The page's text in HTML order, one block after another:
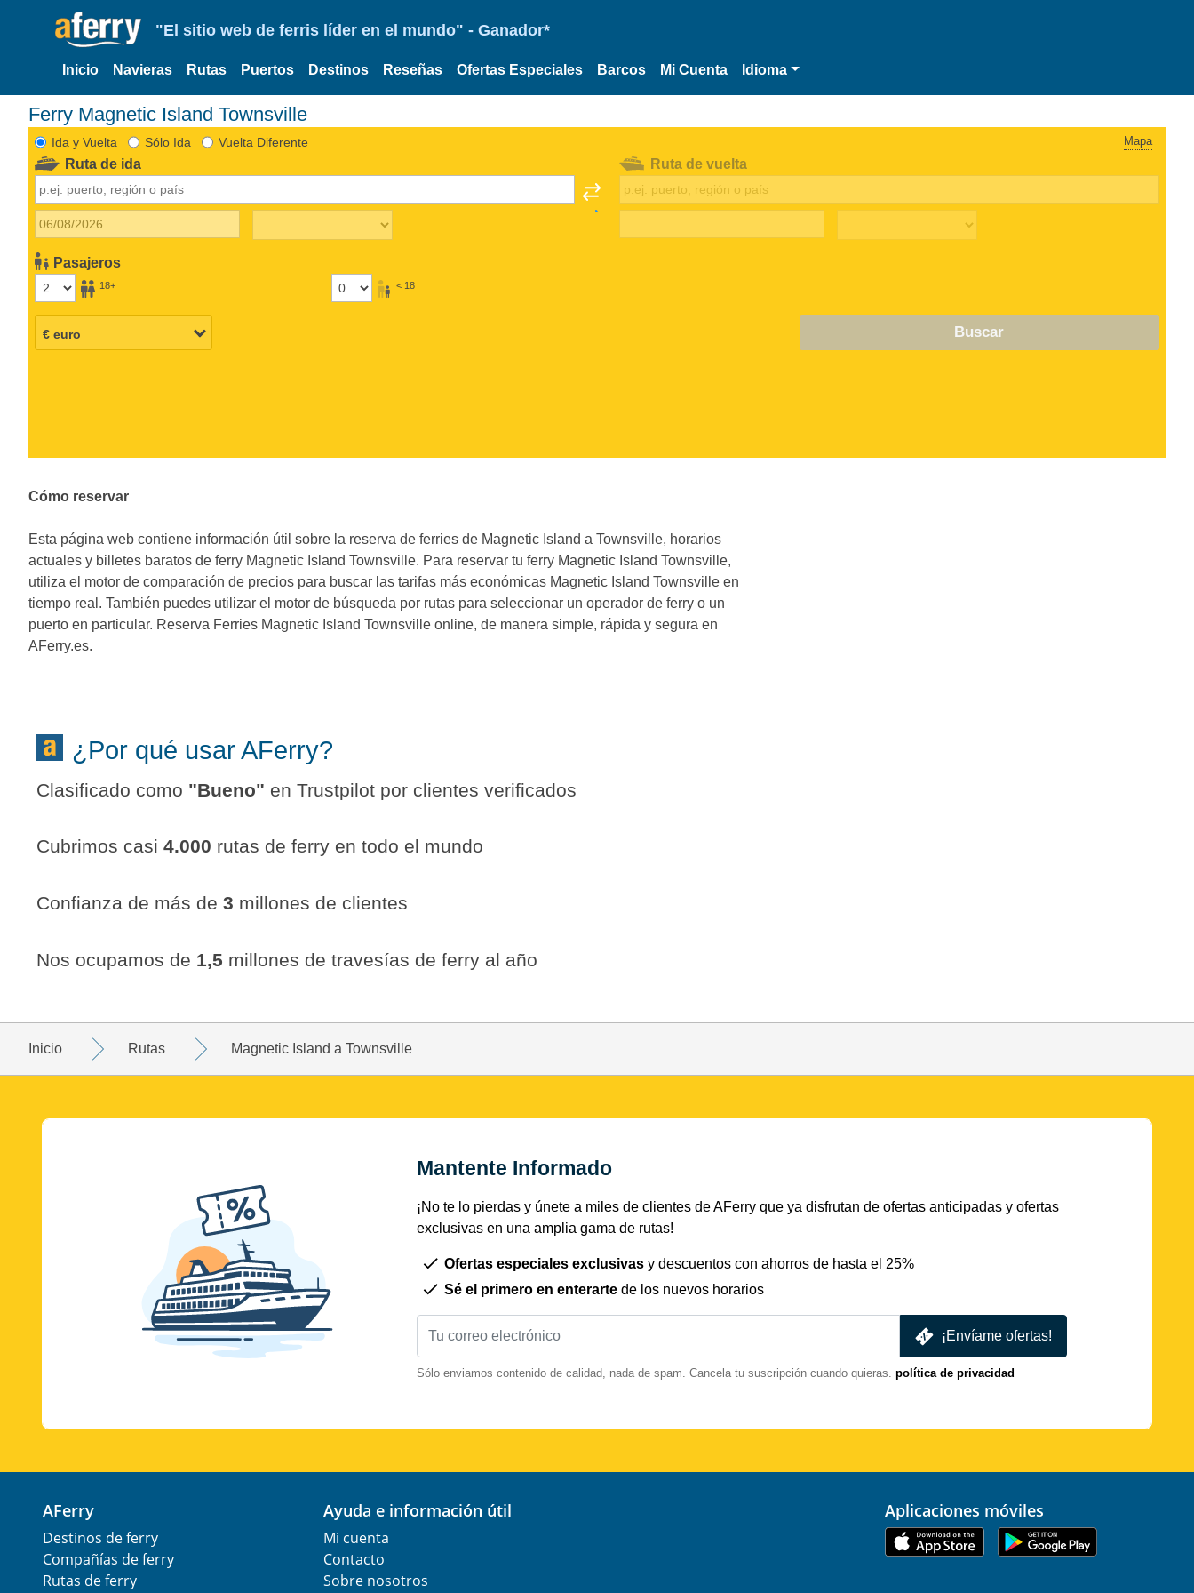
"El sitio web de ferris líder en el mundo" - Ganador*
Inicio Navieras Rutas Puertos Destinos Reseñas Ofertas Especiales Barcos Mi Cuenta Idioma
Ferry Magnetic Island Townsville
Ida y Vuelta Sólo Ida Vuelta Diferente Mapa
Ruta de ida
Pasajeros
18+ < 18
Ruta de vuelta
Buscar
Cómo reservar
Esta página web contiene información útil sobre la reserva de ferries de Magnetic Island a Townsville, horarios
actuales y billetes baratos de ferry Magnetic Island Townsville. Para reservar tu ferry Magnetic Island Townsville,
utiliza el motor de comparación de precios para buscar las tarifas más económicas Magnetic Island Townsville en
tiempo real. También puedes utilizar el motor de búsqueda por rutas para seleccionar un operador de ferry o un
puerto en particular. Reserva Ferries Magnetic Island Townsville online, de manera simple, rápida y segura en
AFerry.es.
¿Por qué usar AFerry?
Clasificado como "Bueno" en Trustpilot por clientes verificados
Cubrimos casi 4.000 rutas de ferry en todo el mundo
Confianza de más de 3 millones de clientes
Nos ocupamos de 1,5 millones de travesías de ferry al año
Inicio Rutas Magnetic Island a Townsville
Mantente Informado
¡No te lo pierdas y únete a miles de clientes de AFerry que ya disfrutan de ofertas anticipadas y ofertas
exclusivas en una amplia gama de rutas!
Ofertas especiales exclusivas y descuentos con ahorros de hasta el 25%
Sé el primero en enterarte de los nuevos horarios
¡Envíame ofertas!
Sólo enviamos contenido de calidad, nada de spam. Cancela tu suscripción cuando quieras. política de privacidad
AFerry
Destinos de ferry
Compañías de ferry
Rutas de ferry
Ayuda e información útil
Mi cuenta
Contacto
Sobre nosotros
Aplicaciones móviles